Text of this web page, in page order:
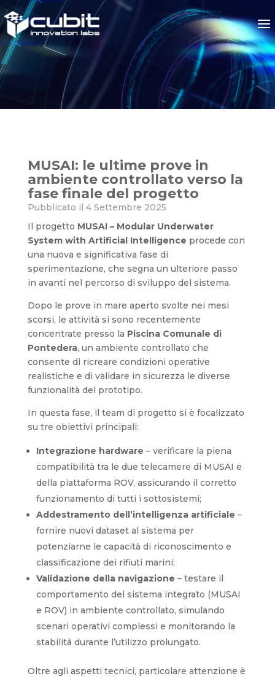
MUSAI: le ultime prove in
MUSAI: le ultime prove in
ambiente controllato verso la
fase finale del progetto
Pubblicato il 4 Settembre 2025
Il progetto MUSAI – Modular Underwater
System with Artificial Intelligence procede con
una nuova e significativa fase di
sperimentazione, che segna un ulteriore passo
in avanti nel percorso di sviluppo del sistema.
Dopo le prove in mare aperto svolte nei mesi
scorsi, le attività si sono recentemente
concentrate presso la Piscina Comunale di
Pontedera, un ambiente controllato che
consente di ricreare condizioni operative
realistiche e di validare in sicurezza le diverse
funzionalità del prototipo.
In questa fase, il team di progetto si è focalizzato
su tre obiettivi principali:
Integrazione hardware – verificare la piena
compatibilità tra le due telecamere di MUSAI e
della piattaforma ROV, assicurando il corretto
funzionamento di tutti i sottosistemi;
Addestramento dell’intelligenza artificiale –
fornire nuovi dataset al sistema per
potenziarne le capacità di riconoscimento e
classificazione dei rifiuti marini;
Validazione della navigazione – testare il
comportamento del sistema integrato (MUSAI
e ROV) in ambiente controllato, simulando
scenari operativi complessi e monitorando la
stabilità durante l’utilizzo prolungato.
Oltre agli aspetti tecnici, particolare attenzione è